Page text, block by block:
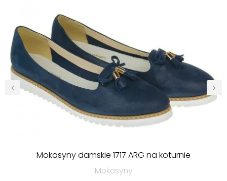
Mokasyny damskie 1717 ARG na koturnie
Mokasyny
›